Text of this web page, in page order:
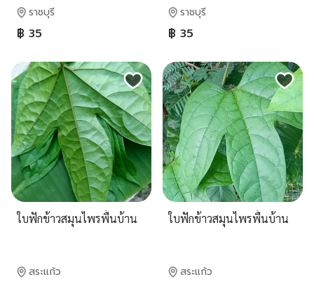
ราชบุรี
฿ 35
ราชบุรี
฿ 35
ใบฟักข้าวสมุนไพรพื้นบ้าน
สระแก้ว
ใบฟักข้าวสมุนไพรพื้นบ้าน
สระแก้ว